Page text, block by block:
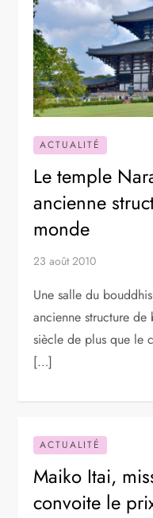
ACTUALITÉ
Le temple
ancienne
monde
23 août 2010
Une salle du
ancienne structure
siècle de plus que le
[…]
ACTUALITÉ
Maiko Itai,
convoite le